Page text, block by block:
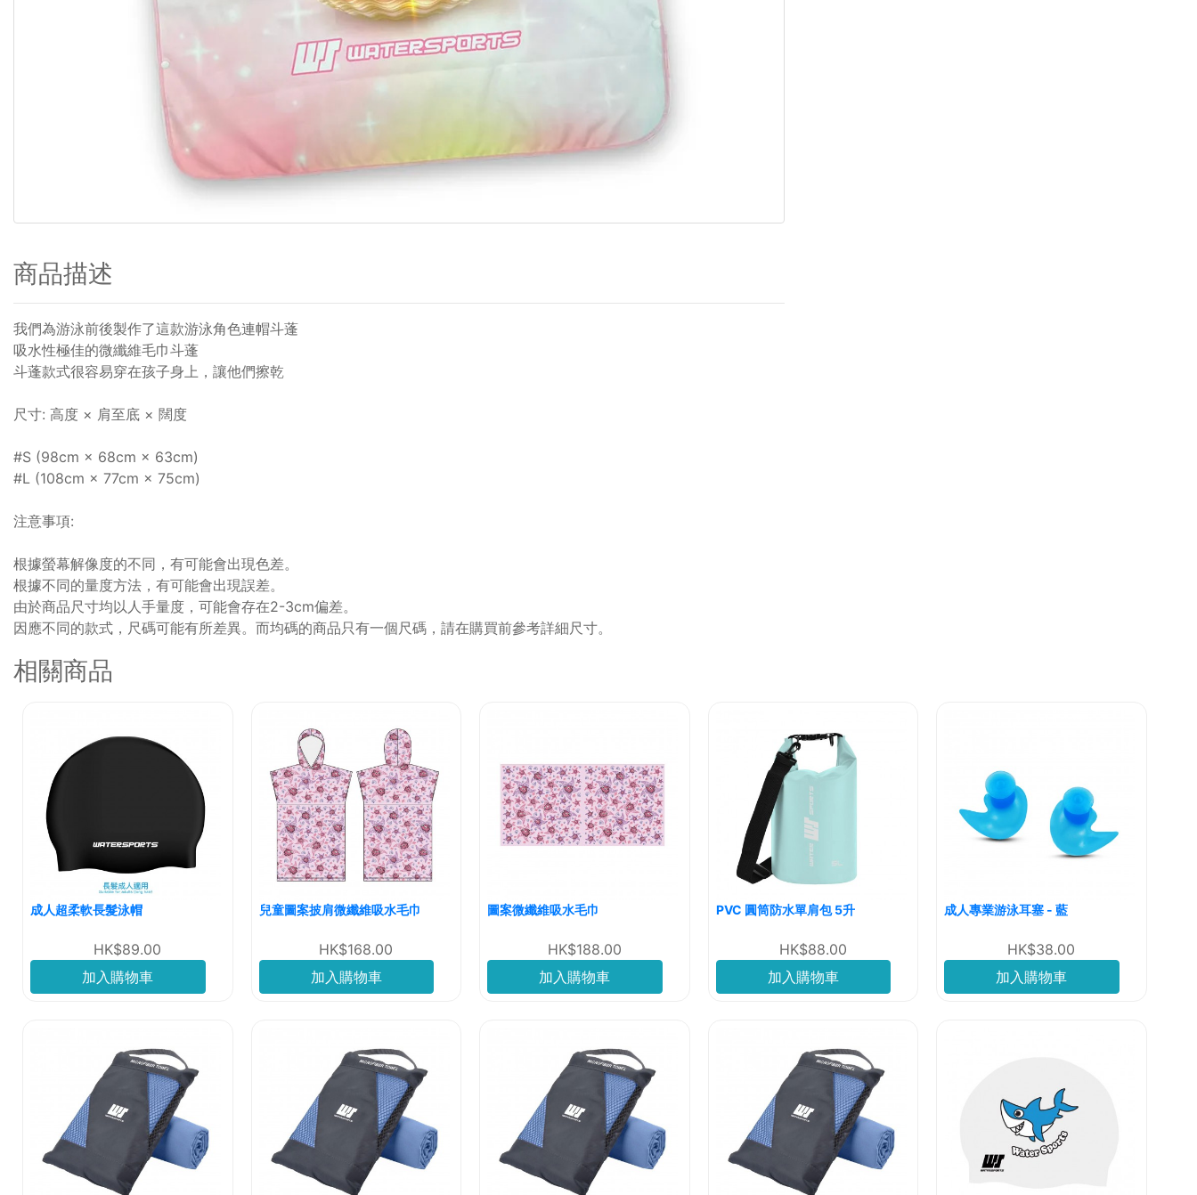
商品描述
我們為游泳前後製作了這款游泳角色連帽斗蓬
吸水性極佳的微纖維毛巾斗蓬
斗蓬款式很容易穿在孩子身上，讓他們擦乾
尺寸: 高度 × 肩至底 × 闊度
#S (98cm × 68cm × 63cm)
#L (108cm × 77cm × 75cm)
注意事項:
根據螢幕解像度的不同，有可能會出現色差。
根據不同的量度方法，有可能會出現誤差。
由於商品尺寸均以人手量度，可能會存在2-3cm偏差。
因應不同的款式，尺碼可能有所差異。而均碼的商品只有一個尺碼，請在購買前參考詳細尺寸。
相關商品
成人超柔軟長髮泳帽
HK$89.00
加入購物車
兒童圖案披肩微纖維吸水毛巾
HK$168.00
加入購物車
圖案微纖維吸水毛巾
HK$188.00
加入購物車
PVC 圓筒防水單肩包 5升
HK$88.00
加入購物車
成人專業游泳耳塞 - 藍
HK$38.00
加入購物車